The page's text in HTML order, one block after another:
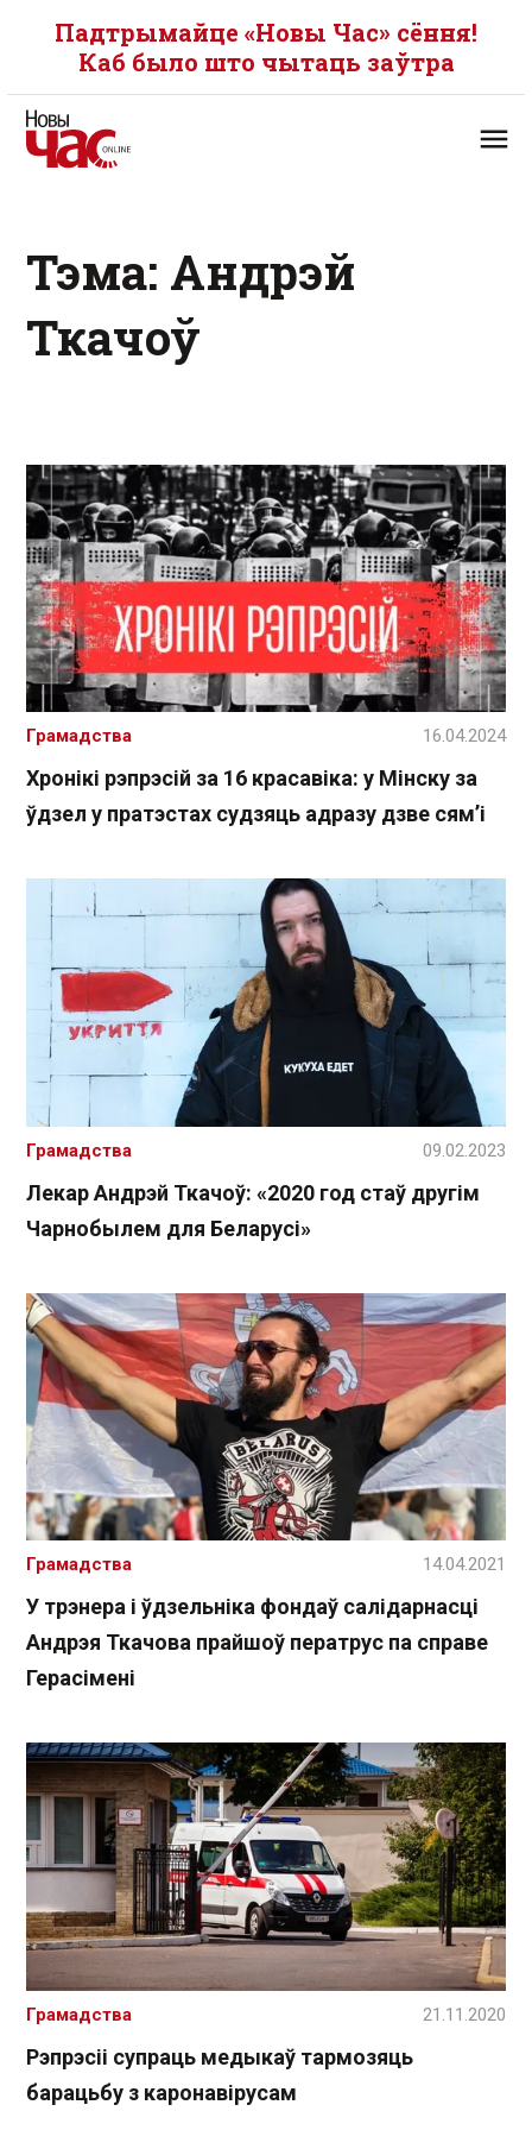
Падтрымайце «Новы Час» сёння!
Каб было што чытаць заўтра
Тэма: Андрэй
Ткачоў
Хронікі рэпрэсій за 16 красавіка: у Мінску за
ўдзел у пратэстах судзяць адразу дзве сям’і
Грамадства 16.04.2024
Лекар Андрэй Ткачоў: «2020 год стаў другім
Чарнобылем для Беларусі»
Грамадства 09.02.2023
У трэнера і ўдзельніка фондаў салідарнасці
Андрэя Ткачова прайшоў ператрус па справе
Герасімені
Грамадства 14.04.2021
Рэпрэсіі супраць медыкаў тармозяць
барацьбу з каронавірусам
Грамадства 21.11.2020